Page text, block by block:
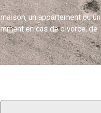
un appartement ou un
en cas de divorce, de